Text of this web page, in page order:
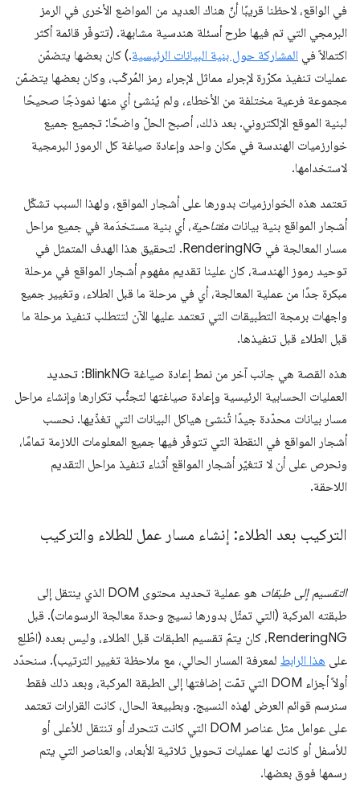
في الواقع، لاحظنا قريبًا أنّ هناك العديد من المواضع الأخرى في الرمز
البرمجي التي تم فيها طرح أسئلة هندسية مشابهة. (تتوفّر قائمة أكثر
اكتمالاً في المشاركة حول بنية البيانات الرئيسية.) كان بعضها يتضمّن
عمليات تنفيذ مكرّرة لإجراء مماثل لإجراء رمز المُركّب، وكان بعضها يتضمّن
مجموعة فرعية مختلفة من الأخطاء، ولم يُنشئ أي منها نموذجًا صحيحًا
لبنية الموقع الإلكتروني. بعد ذلك، أصبح الحلّ واضحًا: تجميع جميع
خوارزميات الهندسة في مكان واحد وإعادة صياغة كل الرموز البرمجية
لاستخدامها.
تعتمد هذه الخوارزميات بدورها على أشجار المواقع، ولهذا السبب تشكّل
أشجار المواقع بنية بيانات مفتاحية، أي بنية مستخدَمة في جميع مراحل
مسار المعالجة في RenderingNG. لتحقيق هذا الهدف المتمثل في
توحيد رموز الهندسة، كان علينا تقديم مفهوم أشجار المواقع في مرحلة
مبكرة جدًا من عملية المعالجة، أي في مرحلة ما قبل الطلاء، وتغيير جميع
واجهات برمجة التطبيقات التي تعتمد عليها الآن لتتطلب تنفيذ مرحلة ما
قبل الطلاء قبل تنفيذها.
هذه القصة هي جانب آخر من نمط إعادة صياغة BlinkNG: تحديد
العمليات الحسابية الرئيسية وإعادة صياغتها لتجنُّب تكرارها وإنشاء مراحل
مسار بيانات محدّدة جيدًا تُنشئ هياكل البيانات التي تغذّيها. نحسب
أشجار المواقع في النقطة التي تتوفّر فيها جميع المعلومات اللازمة تمامًا،
ونحرص على أن لا تتغيّر أشجار المواقع أثناء تنفيذ مراحل التقديم
اللاحقة.
التركيب بعد الطلاء: إنشاء مسار عمل للطلاء والتركيب
التقسيم إلى طبقات
هو عملية تحديد محتوى DOM الذي ينتقل إلى
طبقته المركبة (التي تمثّل بدورها نسيج وحدة معالجة الرسومات). قبل
RenderingNG، كان يتمّ تقسيم الطبقات قبل الطلاء، وليس بعده (اطّلِع
على هذا الرابط لمعرفة المسار الحالي، مع ملاحظة تغيير الترتيب). سنحدّد
أولاً أجزاء DOM التي تمّت إضافتها إلى الطبقة المركبة، وبعد ذلك فقط
سنرسم قوائم العرض لهذه النسيج. وبطبيعة الحال، كانت القرارات تعتمد
على عوامل مثل عناصر DOM التي كانت تتحرك أو تنتقل للأعلى أو
للأسفل أو كانت لها عمليات تحويل ثلاثية الأبعاد، والعناصر التي يتم
رسمها فوق بعضها.